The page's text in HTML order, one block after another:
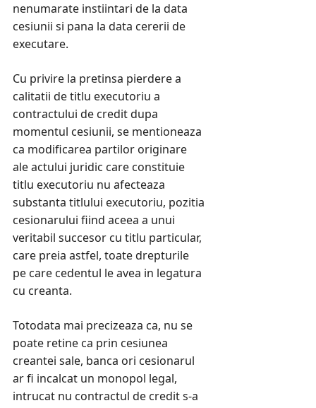
nenumarate instiintari de la data
cesiunii si pana la data cererii de
executare.
Cu privire la pretinsa pierdere a
calitatii de titlu executoriu a
contractului de credit dupa
momentul cesiunii, se mentioneaza
ca modificarea partilor originare
ale actului juridic care constituie
titlu executoriu nu afecteaza
substanta titlului executoriu, pozitia
cesionarului fiind aceea a unui
veritabil succesor cu titlu particular,
care preia astfel, toate drepturile
pe care cedentul le avea in legatura
cu creanta.
Totodata mai precizeaza ca, nu se
poate retine ca prin cesiunea
creantei sale, banca ori cesionarul
ar fi incalcat un monopol legal,
intrucat nu contractul de credit s-a